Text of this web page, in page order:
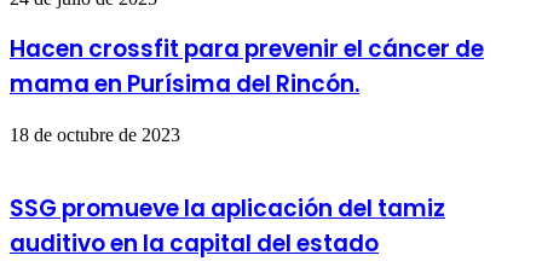
Hacen crossfit para prevenir el cáncer de
mama en Purísima del Rincón.
18 de octubre de 2023
SSG promueve la aplicación del tamiz
auditivo en la capital del estado